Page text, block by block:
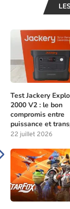
Test Jackery
2000 V2 : le bon
compromis entre
puissance et
22 juillet 2026